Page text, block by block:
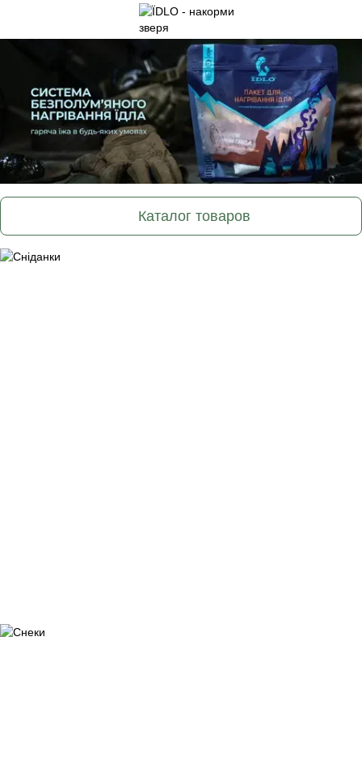
Каталог товаров